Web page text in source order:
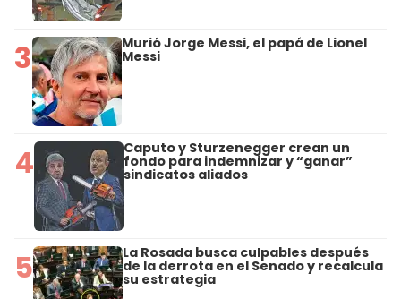
3 Murió Jorge Messi, el papá de Lionel
Messi
4 Caputo y Sturzenegger crean un
fondo para indemnizar y “ganar”
sindicatos aliados
5 La Rosada busca culpables después
de la derrota en el Senado y recalcula
su estrategia